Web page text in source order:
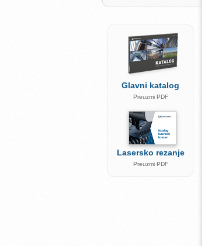
Glavni katalog
Preuzmi PDF
Lasersko rezanje
Preuzmi PDF